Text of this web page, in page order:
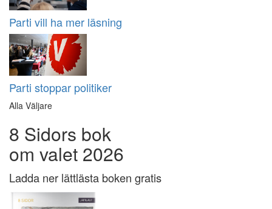
Parti vill ha mer läsning
Parti stoppar politiker
Alla Väljare
8 Sidors bok
om valet 2026
Ladda ner lättlästa boken gratis